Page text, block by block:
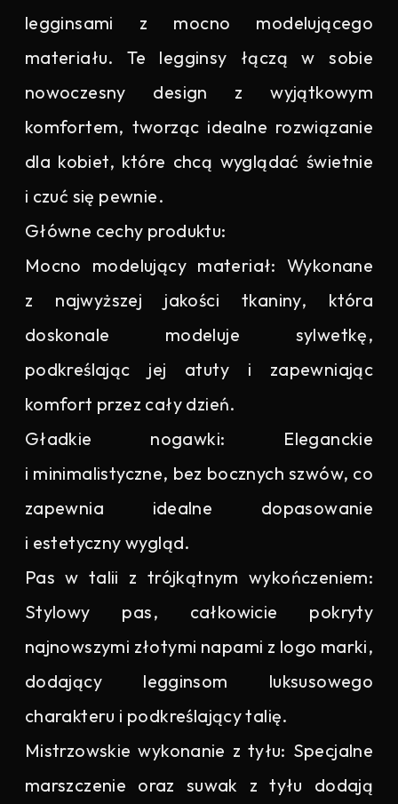
legginsami z mocno modelującego
materiału. Te legginsy łączą w sobie
nowoczesny design z wyjątkowym
komfortem, tworząc idealne rozwiązanie
dla kobiet, które chcą wyglądać świetnie
i czuć się pewnie.
Główne cechy produktu:
Mocno modelujący materiał: Wykonane
z najwyższej jakości tkaniny, która
doskonale modeluje sylwetkę,
podkreślając jej atuty i zapewniając
komfort przez cały dzień.
Gładkie nogawki: Eleganckie
i minimalistyczne, bez bocznych szwów, co
zapewnia idealne dopasowanie
i estetyczny wygląd.
Pas w talii z trójkątnym wykończeniem:
Stylowy pas, całkowicie pokryty
najnowszymi złotymi napami z logo marki,
dodający legginsom luksusowego
charakteru i podkreślający talię.
Mistrzowskie wykonanie z tyłu: Specjalne
marszczenie oraz suwak z tyłu dodają